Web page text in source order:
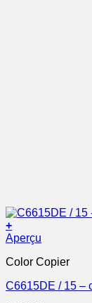
+
Aperçu
Color Copier
C6615DE / 15 –